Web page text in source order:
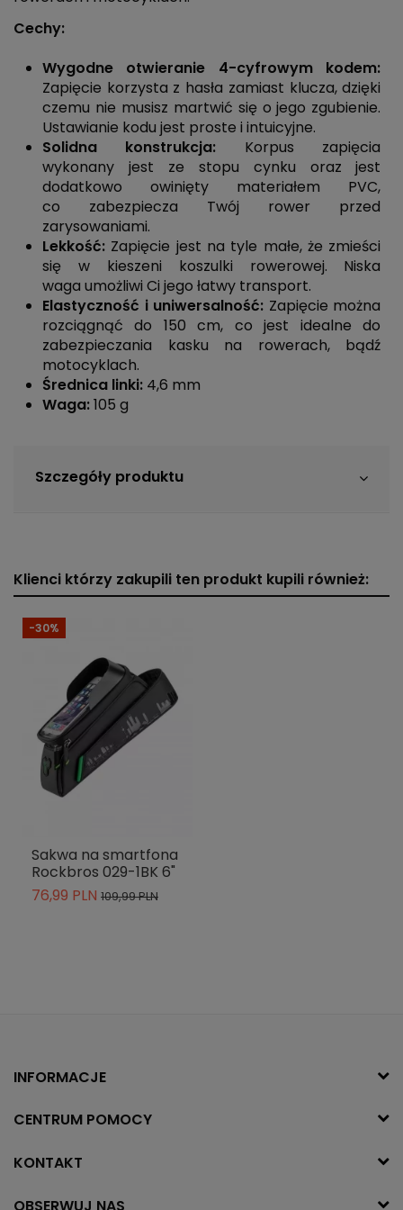
Cechy:
Wygodne otwieranie 4-cyfrowym kodem:
Zapięcie korzysta z hasła zamiast klucza, dzięki
czemu nie musisz martwić się o jego zgubienie.
Ustawianie kodu jest proste i intuicyjne.
Solidna konstrukcja: Korpus zapięcia
wykonany jest ze stopu cynku oraz jest
dodatkowo owinięty materiałem PVC,
co zabezpiecza Twój rower przed
zarysowaniami.
Lekkość: Zapięcie jest na tyle małe, że zmieści
się w kieszeni koszulki rowerowej. Niska
waga umożliwi Ci jego łatwy transport.
Elastyczność i uniwersalność: Zapięcie można
rozciągnąć do 150 cm, co jest idealne do
zabezpieczania kasku na rowerach, bądź
motocyklach.
Średnica linki: 4,6 mm
Waga:105 g
Szczegóły produktu
Klienci którzy zakupili ten produkt kupili również:
-30%
Sakwa na smartfona
Rockbros 029-1BK 6"
76,99 PLN 109,99 PLN
INFORMACJE
CENTRUM POMOCY
KONTAKT